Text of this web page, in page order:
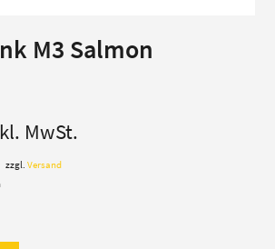
M3 Salmon
MwSt.
zzgl.Versand